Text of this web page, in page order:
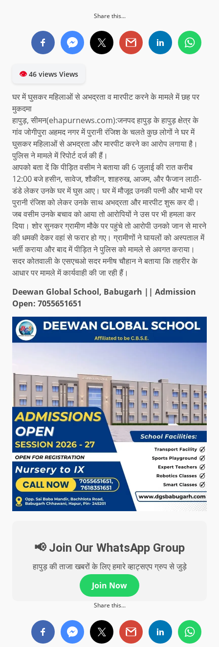
Share this...
👁46 views Views
घर में घुसकर महिलाओं से अभद्रता व मारपीट करने के मामले में छह पर
मुकदमा
हापुड़, सीमन(ehapurnews.com):जनपद हापुड़ के हापुड़ क्षेत्र के
गांव जोगीपुरा अहमद नगर में पुरानी रंजिश के चलते कुछ लोगों ने घर में
घुसकर महिलाओं से अभद्रता और मारपीट करने का आरोप लगाया है।
पुलिस ने मामले में रिपोर्ट दर्ज की हैं।
आपको बता दें कि पीड़ित वसीम ने बताया की 6 जुलाई की रात करीब
12:00 बजे हसीन, सावेज, शौकीन, शाहरुख, आजम, और फैजान लाठी-
डंडे लेकर उनके घर में घुस आए। घर में मौजूद उनकी पत्नी और भाभी पर
पुरानी रंजिश को लेकर उनके साथ अभद्रता और मारपीट शुरू कर दी।
जब वसीम उनके बचाव को आया तो आरोपियों ने उस पर भी हमला कर
दिया। शोर सुनकर ग्रामीण मौके पर पहुंचे तो आरोपी उनको जान से मारने
की धमकी देकर वहां से फरार हो गए। ग्रामीणों ने घायलों को अस्पताल में
भर्ती कराया और बाद में पीड़ित ने पुलिस को मामले से अवगत कराया।
सदर कोतवाली के एसएचओ सदर मनीष चौहान ने बताया कि तहरीर के
आधार पर मामले में कार्यवाही की जा रही हैं।
Deewan Global School, Babugarh || Admission
Open: 7055651651
📢 Join Our WhatsApp Group
हापुड़ की ताजा खबरों के लिए हमारे व्हाट्सएप ग्रुप से जुड़े
Join Now
Share this...